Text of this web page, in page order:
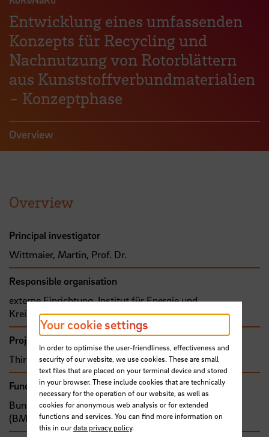
Entwicklung eines umfassenden
Konzepts für Recycling und
Nachnutzung von Rotorblättern
aus Kunststoffverbundmaterialien
- Konzeptphase
Overview
Overview
Principal investigator
Wittmaier, Martin, Prof. Dr.
Responsible organisation
externe Einrichtung, Institut für Energie und
Kreislaufwirtschaft an der Hochschule Bremen GmbH
Project type
Third-party funded project (grant)
Funding organisation
Bund, Bundesministerium für Bildung und Forschung
(BMBF)
Your cookie settings
In order to optimise the user-friendliness, effectiveness and
security of our website, we use cookies. These are small
text files that are placed on your terminal device and stored
in your browser. These include cookies that are technically
necessary for the operation of our website, as well as
cookies for anonymous web analysis or for extended
functions and services. You can find more information on
this in ourdata privacy policy.